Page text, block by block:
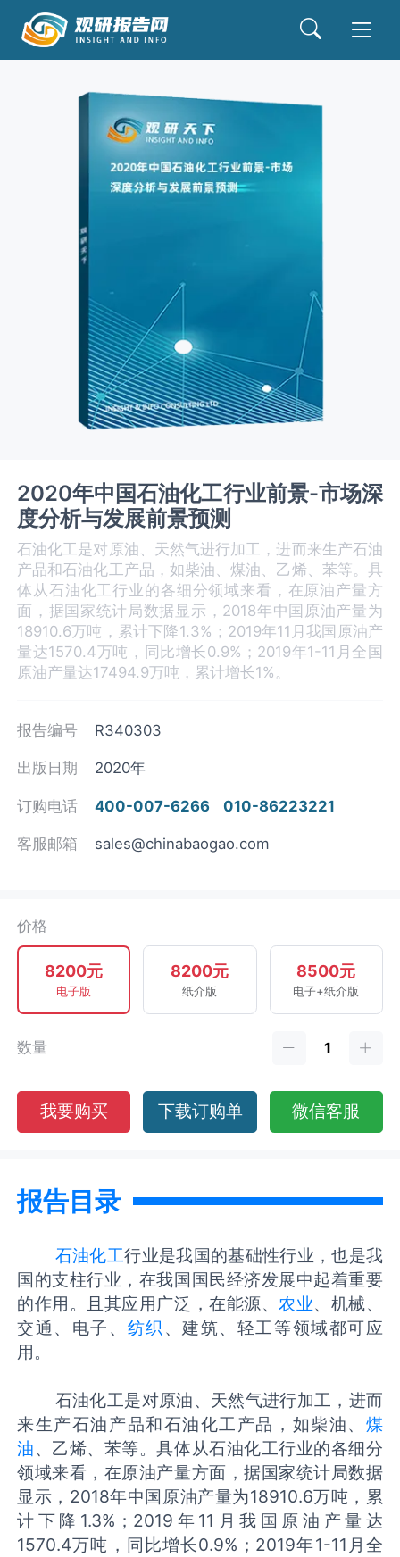
2020年中国石油化工行业前景-市场深
度分析与发展前景预测
石油化工是对原油、天然气进行加工，进而来生产石油
产品和石油化工产品，如柴油、煤油、乙烯、苯等。具
体从石油化工行业的各细分领域来看，在原油产量方
面，据国家统计局数据显示，2018年中国原油产量为
18910.6万吨，累计下降1.3%；2019年11月我国原油产
量达1570.4万吨，同比增长0.9%；2019年1-11月全国
原油产量达17494.9万吨，累计增长1%。
报告编号 R340303
出版日期 2020年
订购电话 400-007-6266 010-86223221
客服邮箱 sales@chinabaogao.com
价格
8200元
电子版
8200元
纸介版
8500元
电子+纸介版
数量
我要购买 下载订购单 微信客服
报告目录
石油化工行业是我国的基础性行业，也是我
国的支柱行业，在我国国民经济发展中起着重要
的作用。且其应用广泛，在能源、农业、机械、
交通、电子、 纺织 、建筑、轻工等领域都可应
用。
石油化工是对原油、天然气进行加工，进而
来生产石油产品和石油化工产品，如柴油、 煤
油、乙烯、苯等。具体从石油化工行业的各细分
领域来看，在原油产量方面，据国家统计局数据
显示，2018年中国原油产量为18910.6万吨，累
计下降1.3%；2019年11月我国原油产量达
1570.4万吨，同比增长0.9%；2019年1-11月全